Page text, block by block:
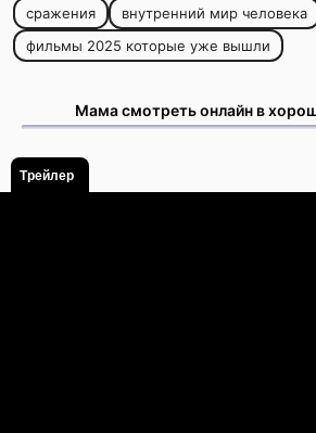
сражения
внутренний мир человека
фильмы 2025 которые уже вышли
Мама смотреть онлайн в
Трейлер